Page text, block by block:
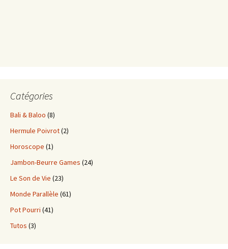
Catégories
Bali & Baloo (8)
Hermule Poivrot(2)
Horoscope (1)
Jambon-Beurre Games (24)
Le Son de Vie (23)
Monde Parallèle (61)
Pot Pourri (41)
Tutos (3)